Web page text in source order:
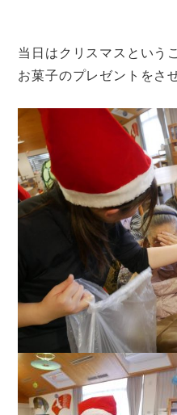
当日はクリスマスという
お菓子のプレゼントをさ